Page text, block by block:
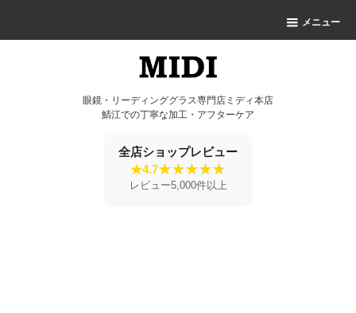
メニュー
眼鏡・リーディンググラス専門店ミディ本店
鯖江での丁寧な加工・アフターケア
全店ショップレビュー
★4.7
レビュー5,000件以上